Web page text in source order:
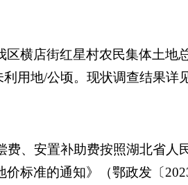
区横店街红星村农民集体土地
利用地/公顷。现状调查结果详
费、安置补助费按照湖北省人
价标准的通知》（鄂政发〔